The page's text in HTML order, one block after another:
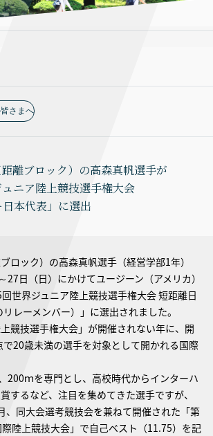
さまへ
離ブロック）の高森真帆選手が
ュニア陸上競技選手権大会
本代表」に選出
ロック）の高森真帆選手（経営学部1年）
27日（日）にかけてユージーン（アメリカ）
世界ジュニア陸上競技選手権大会 短距離日
レーメンバー）」に選出されました。
競技選手権大会」が開催されない年に、開
20歳未満の選手を対象として開かれる国際
200ｍを専門とし、高校時代からインターハ
するなど、注目を集めてきた選手ですが、
、同大会選考競技会を兼ねて開催された「第
陸上競技大会」で自己ベスト（11.75）を記